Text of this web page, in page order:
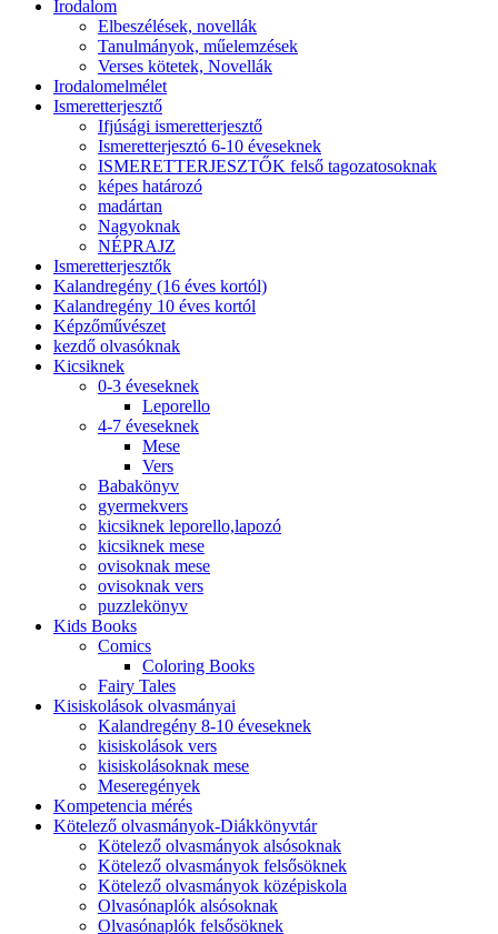
Irodalom
Elbeszélések, novellák
Tanulmányok, műelemzések
Verses kötetek, Novellák
Irodalomelmélet
Ismeretterjesztő
Ifjúsági ismeretterjesztő
Ismeretterjesztó 6-10 éveseknek
ISMERETTERJESZTŐK felső tagozatosoknak
képes határozó
madártan
Nagyoknak
NÉPRAJZ
Ismeretterjesztők
Kalandregény (16 éves kortól)
Kalandregény 10 éves kortól
Képzőművészet
kezdő olvasóknak
Kicsiknek
0-3 éveseknek
Leporello
4-7 éveseknek
Mese
Vers
Babakönyv
gyermekvers
kicsiknek leporello,lapozó
kicsiknek mese
ovisoknak mese
ovisoknak vers
puzzlekönyv
Kids Books
Comics
Coloring Books
Fairy Tales
Kisiskolások olvasmányai
Kalandregény 8-10 éveseknek
kisiskolások vers
kisiskolásoknak mese
Meseregények
Kompetencia mérés
Kötelező olvasmányok-Diákkönyvtár
Kötelező olvasmányok alsósoknak
Kötelező olvasmányok felsősöknek
Kötelező olvasmányok középiskola
Olvasónaplók alsósoknak
Olvasónaplók felsősöknek